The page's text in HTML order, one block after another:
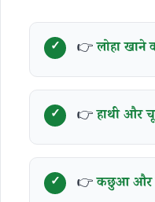
👉लोहा खाने
👉हाथी और
👉कछुआ और